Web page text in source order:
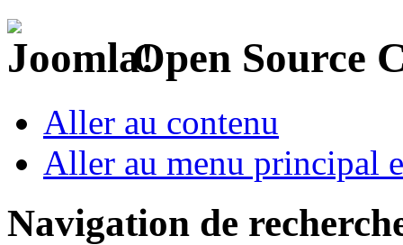
Open Source
Aller au contenu
Aller au menu principal
Navigation de